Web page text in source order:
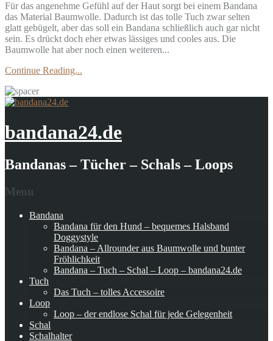
Für das angenehme Gefühl auf der Haut sorgt bei einem Bandana
das Material Baumwolle. Dadurch ist das tolle Tuch zwar selten
glatt gebügelt, aber das soll ein Bandana schließlich auch gar nicht
sein. Es drückt doch eher etwas lässiges und cooles aus. Die
Baumwolle hat aber noch einen weiteren...
Continue Reading...
bandana24.de
Bandanas – Tücher – Schals – Loops
Menu
Bandana
Bandana für den Hund – bequemes Halsband
Doggystyle
Bandana – Allrounder aus Baumwolle und bunter
Fröhlichkeit
Bandana – Tuch – Schal – Loop – bandana24.de
Tuch
Das Tuch – tolles Accessoire
Loop
Loop – der endlose Schal für jede Gelegenheit
Schal
Schalhalter